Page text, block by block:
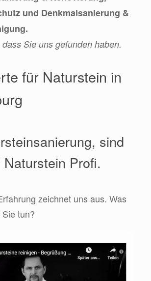
und Denkmalsanierung &
Sie uns gefunden haben.
für Naturstein in
sind
Naturstein Profi.
zeichnet uns aus. Was
tun?